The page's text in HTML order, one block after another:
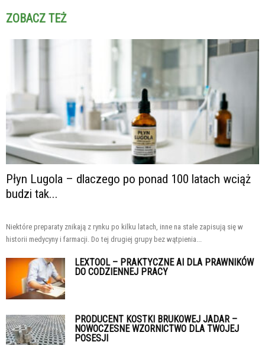
ZOBACZ TEŻ
Płyn Lugola – dlaczego po ponad 100 latach wciąż
budzi tak...
Niektóre preparaty znikają z rynku po kilku latach, inne na stałe zapisują się w
historii medycyny i farmacji. Do tej drugiej grupy bez wątpienia...
LEXTOOL – PRAKTYCZNE AI DLA PRAWNIKÓW
DO CODZIENNEJ PRACY
PRODUCENT KOSTKI BRUKOWEJ JADAR –
NOWOCZESNE WZORNICTWO DLA TWOJEJ
POSESJI